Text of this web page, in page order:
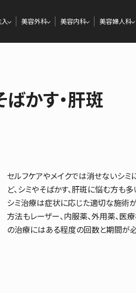
入 美容外科 美容内科 美容婦人科
ばかす・肝斑
セルフケアやメイクでは消せないシミ
ど、シミやそばかす、肝斑に悩む方も多
シミ治療は症状に応じた適切な施術が
方法もレーザー、内服薬、外用薬、医
の治療にはある程度の回数と期間が必